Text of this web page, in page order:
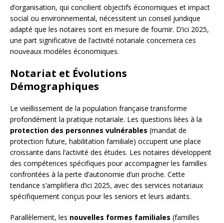
d’organisation, qui concilient objectifs économiques et impact
social ou environnemental, nécessitent un conseil juridique
adapté que les notaires sont en mesure de fournir. D’ici 2025,
une part significative de l’activité notariale concernera ces
nouveaux modèles économiques.
Notariat et Évolutions
Démographiques
Le vieillissement de la population française transforme
profondément la pratique notariale. Les questions liées à la
protection des personnes vulnérables (mandat de
protection future, habilitation familiale) occupent une place
croissante dans l’activité des études. Les notaires développent
des compétences spécifiques pour accompagner les familles
confrontées à la perte d’autonomie d’un proche. Cette
tendance s’amplifiera d’ici 2025, avec des services notariaux
spécifiquement conçus pour les seniors et leurs aidants.
Parallèlement, les nouvelles formes familiales (familles